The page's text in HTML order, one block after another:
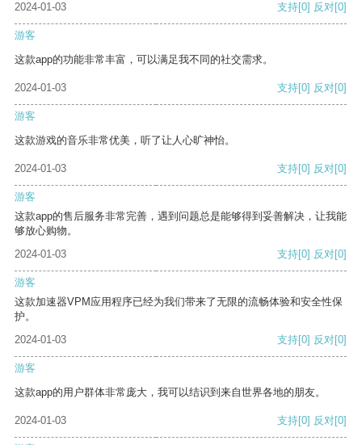
2024-01-03
支持[0] 反对[0]
游客
这款app的功能非常丰富，可以满足我不同的社交需求。
2024-01-03 支持[0] 反对[0]
游客
这款游戏的音乐非常优美，听了让人心旷神怡。
2024-01-03 支持[0] 反对[0]
游客
这款app的售后服务非常完善，遇到问题总是能够得到妥善解决，让我能
够放心购物。
2024-01-03
支持[0] 反对[0]
游客
这款加速器VPM应用程序已经为我们带来了无限的流畅体验和安全性保
护。
2024-01-03
支持[0] 反对[0]
游客
这款app的用户群体非常庞大，我可以结识到来自世界各地的朋友。
2024-01-03 支持[0] 反对[0]